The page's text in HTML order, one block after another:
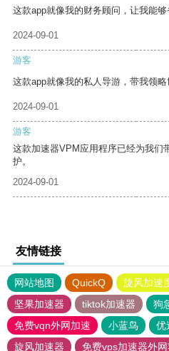
这款app就像我的财务顾问，让我能够
2024-09-01
游客
这款app就像我的私人导游，带我领略
2024-09-01
游客
这款加速器VPM应用程序已经为我们
护。
2024-09-01
友情链接
网站地图 QuickQ 旋风加速
坚果加速器
tiktok加速器
狗
免费vqn外网加速
小蓝鸟 优
旋风加速器
免费vps加速器外